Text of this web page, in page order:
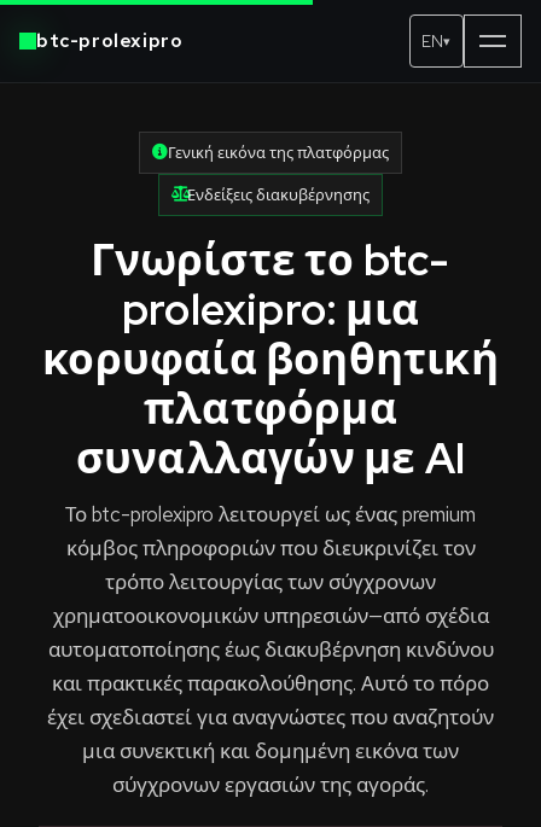
btc-prolexipro EN▾
Γενική εικόνα της πλατφόρμας
Ενδείξεις διακυβέρνησης
Γνωρίστε το btc-
prolexipro: μια
κορυφαία βοηθητική
πλατφόρμα
συναλλαγών με AI
Το btc-prolexipro λειτουργεί ως ένας premium
κόμβος πληροφοριών που διευκρινίζει τον
τρόπο λειτουργίας των σύγχρονων
χρηματοοικονομικών υπηρεσιών—από σχέδια
αυτοματοποίησης έως διακυβέρνηση κινδύνου
και πρακτικές παρακολούθησης. Αυτό το πόρο
έχει σχεδιαστεί για αναγνώστες που αναζητούν
μια συνεκτική και δομημένη εικόνα των
σύγχρονων εργασιών της αγοράς.